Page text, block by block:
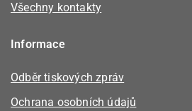
Všechny kontakty
Informace
Odběr tiskových zpráv
Ochrana osobních údajů